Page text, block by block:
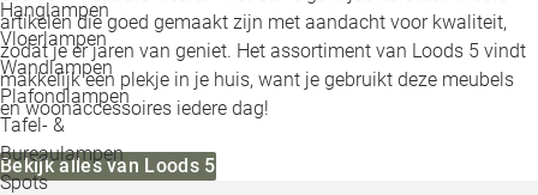
Hanglampen
Vloerlampen
Wandlampen
Plafondlampen
Tafel- &
Bureaulampen
Spots
artikelen die goed gemaakt zijn met aandacht voor kwaliteit,
zodat je er jaren van geniet. Het assortiment van Loods 5 vindt
makkelijk een plekje in je huis, want je gebruikt deze meubels
en woonaccessoires iedere dag!
Bekijk alles van Loods 5